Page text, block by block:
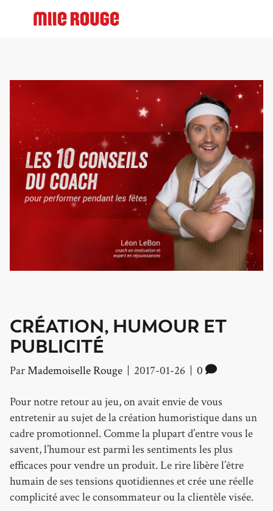
CRÉATION, HUMOUR ET
PUBLICITÉ
ParMademoiselle Rouge | 2017-01-26 | 0
Pour notre retour au jeu, on avait envie de vous
entretenir au sujet de la création humoristique dans un
cadre promotionnel. Comme la plupart d’entre vous le
savent, l’humour est parmi les sentiments les plus
efficaces pour vendre un produit. Le rire libère l’être
humain de ses tensions quotidiennes et crée une réelle
complicité avec le consommateur ou la clientèle visée.